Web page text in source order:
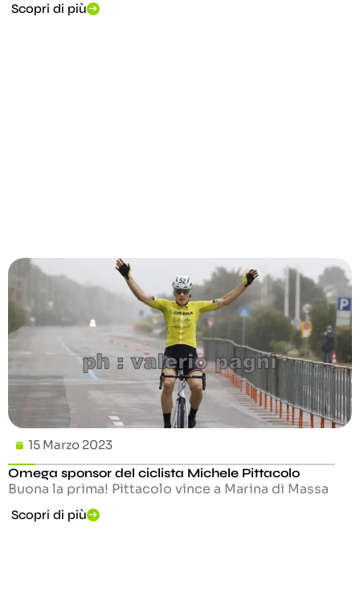
Scopri di più
15 Marzo 2023
Omega sponsor del ciclista Michele Pittacolo
Buona la prima! Pittacolo vince a Marina di Massa
Scopri di più